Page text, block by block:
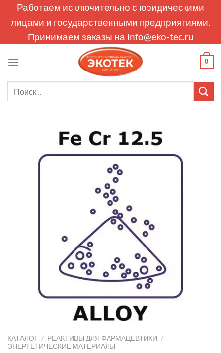
Работаем исключительно с юридическими
лицами и государственными предприятиями.
Принимаем заказы на info@eko-tec.ru
0
КАТАЛОГ / РЕАКТИВЫ ДЛЯ ФАРМАЦЕВТИКИ /
ЭНЕРГЕТИЧЕСКИЕ МАТЕРИАЛЫ